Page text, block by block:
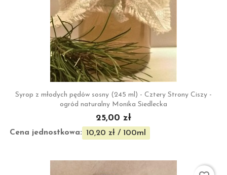
Syrop z młodych pędów sosny (245 ml) - Cztery Strony Ciszy -
ogród naturalny Monika Siedlecka
25,00 zł
Cena jednostkowa: 10,20 zł / 100ml